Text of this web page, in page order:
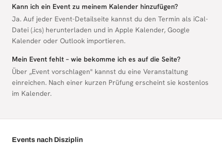
Kann ich ein Event zu meinem Kalender hinzufügen?
Ja. Auf jeder Event-Detailseite kannst du den Termin als iCal-
Datei (.ics) herunterladen und in Apple Kalender, Google
Kalender oder Outlook importieren.
Mein Event fehlt – wie bekomme ich es auf die Seite?
Über „Event vorschlagen" kannst du eine Veranstaltung
einreichen. Nach einer kurzen Prüfung erscheint sie kostenlos
im Kalender.
Events nach Disziplin